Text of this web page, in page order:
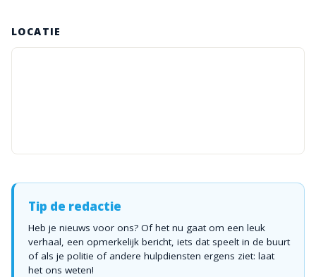
LOCATIE
Tip de redactie
Heb je nieuws voor ons? Of het nu gaat om een leuk
verhaal, een opmerkelijk bericht, iets dat speelt in de buurt
of als je politie of andere hulpdiensten ergens ziet: laat
het ons weten!